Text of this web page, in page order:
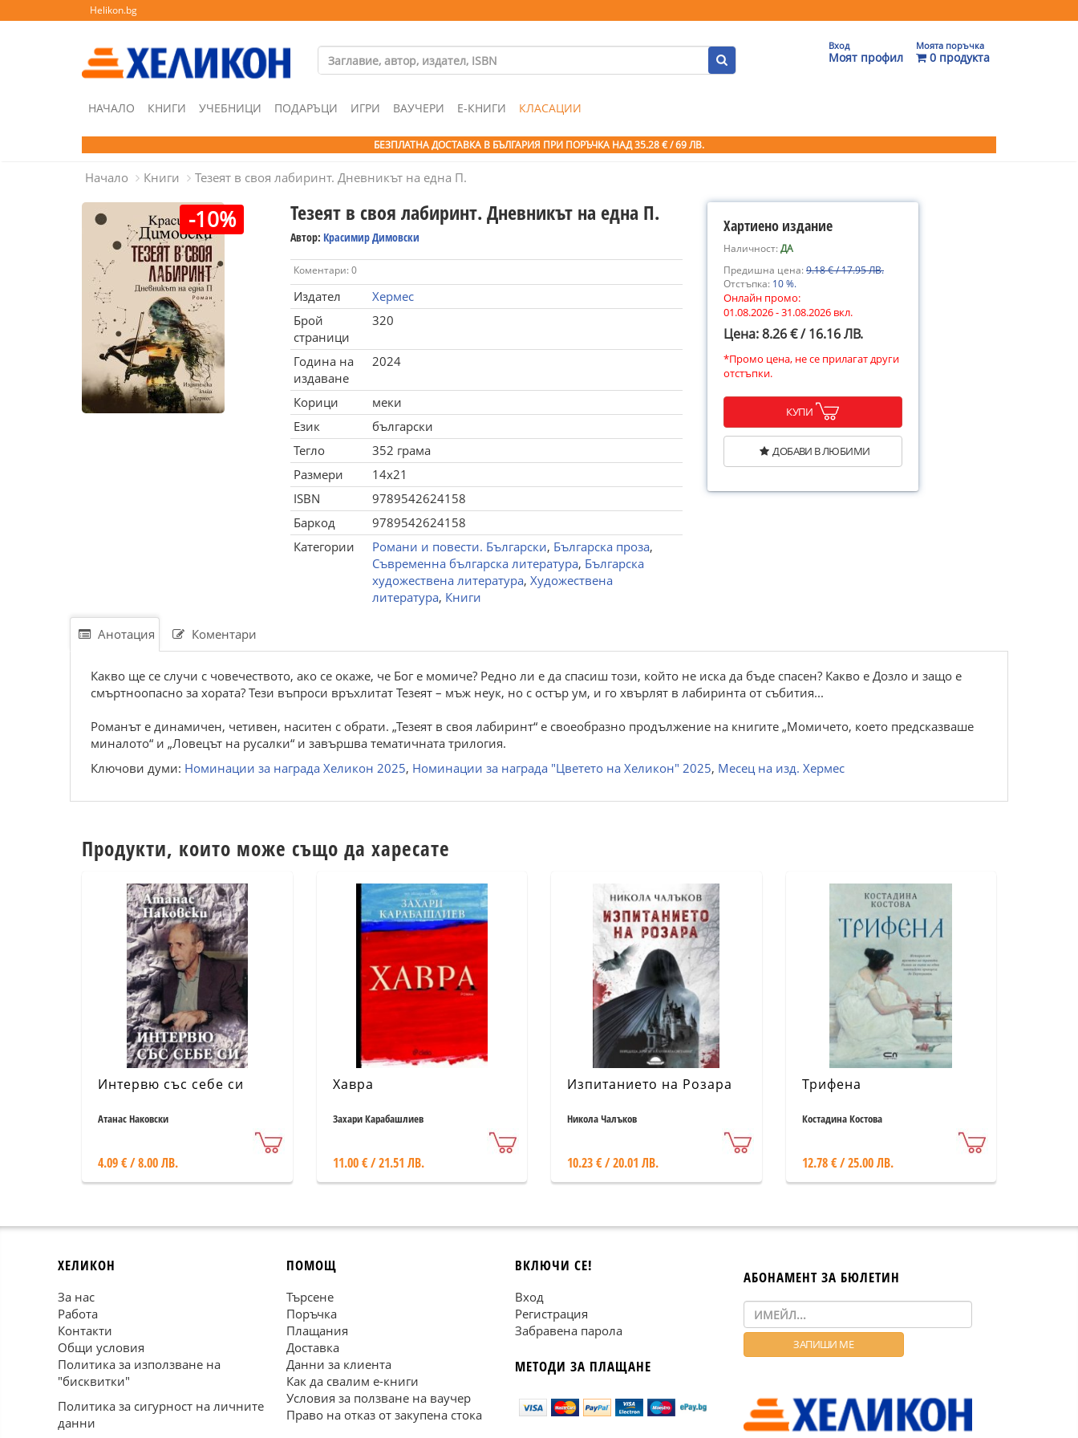
Helikon.bg
Вход
Моят профил
Моята поръчка
0 продукта
НАЧАЛО КНИГИ УЧЕБНИЦИ ПОДАРЪЦИ ИГРИ ВАУЧЕРИ Е-КНИГИ КЛАСАЦИИ
БЕЗПЛАТНА ДОСТАВКА В БЪЛГАРИЯ ПРИ ПОРЪЧКА НАД 35.28 € / 69 ЛВ.
Начало Книги Тезеят в своя лабиринт. Дневникът на една П.
-10% Тезеят в своя лабиринт. Дневникът на една П.
Автор: Красимир Димовски
Коментари: 0
Издател
Хермес
Брой
страници
320
Година на
издаване
2024
Корици
меки
Език
български
Тегло
352 грама
Размери
14x21
ISBN
9789542624158
Баркод
9789542624158
Категории
Романи и повести. Български, Българска проза,
Съвременна българска литература, Българска
художествена литература, Художествена
литература, Книги
Хартиено издание
Наличност:ДА
Предишна цена:9.18 € / 17.95 ЛВ.
Отстъпка: 10 %.
Онлайн промо:
01.08.2026 - 31.08.2026 вкл.
Цена: 8.26 € / 16.16 ЛВ.
*Промо цена, не се прилагат други
отстъпки.
КУПИ
ДОБАВИ В ЛЮБИМИ
Анотация Коментари
Какво ще се случи с човечеството, ако се окаже, че Бог е момиче? Редно ли е да спасиш този, който не иска да бъде спасен? Какво е Дозло и защо е
смъртноопасно за хората? Тези въпроси връхлитат Тезеят – мъж неук, но с остър ум, и го хвърлят в лабиринта от събития...
Романът е динамичен, четивен, наситен с обрати. „Тезеят в своя лабиринт“ е своеобразно продължение на книгите „Момичето, което предсказваше
миналото“ и „Ловецът на русалки“ и завършва тематичната трилогия.
Ключови думи: Номинации за награда Хеликон 2025, Номинации за награда "Цветето на Хеликон" 2025, Месец на изд. Хермес
Продукти, които може също да харесате
Интервю със себе си
Атанас Наковски
4.09 € / 8.00 ЛВ.
Хавра
Захари Карабашлиев
11.00 € / 21.51 ЛВ.
Изпитанието на Розара
Никола Чалъков
10.23 € / 20.01 ЛВ.
Трифена
Костадина Костова
12.78 € / 25.00 ЛВ.
ХЕЛИКОН
За нас
Работа
Контакти
Общи условия
Политика за използване на
"бисквитки"
Политика за сигурност на личните
данни
ПОМОЩ
Търсене
Поръчка
Плащания
Доставка
Данни за клиента
Как да свалим е-книги
Условия за ползване на ваучер
Право на отказ от закупена стока
ВКЛЮЧИ СЕ!
Вход
Регистрация
Забравена парола
МЕТОДИ ЗА ПЛАЩАНЕ
АБОНАМЕНТ ЗА БЮЛЕТИН